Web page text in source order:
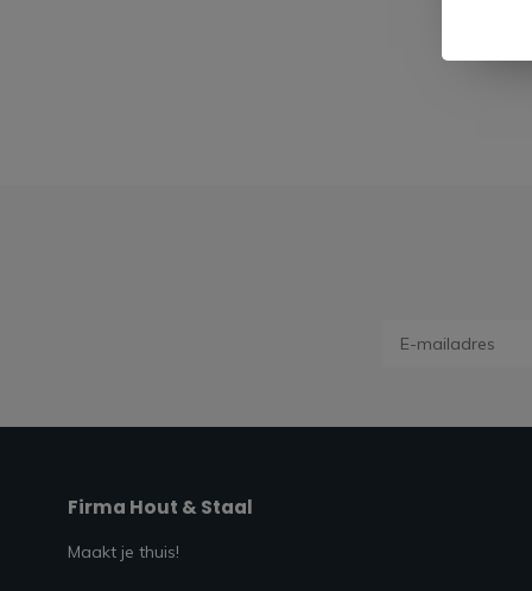
Firma Hout & Staal
Maakt je thuis!